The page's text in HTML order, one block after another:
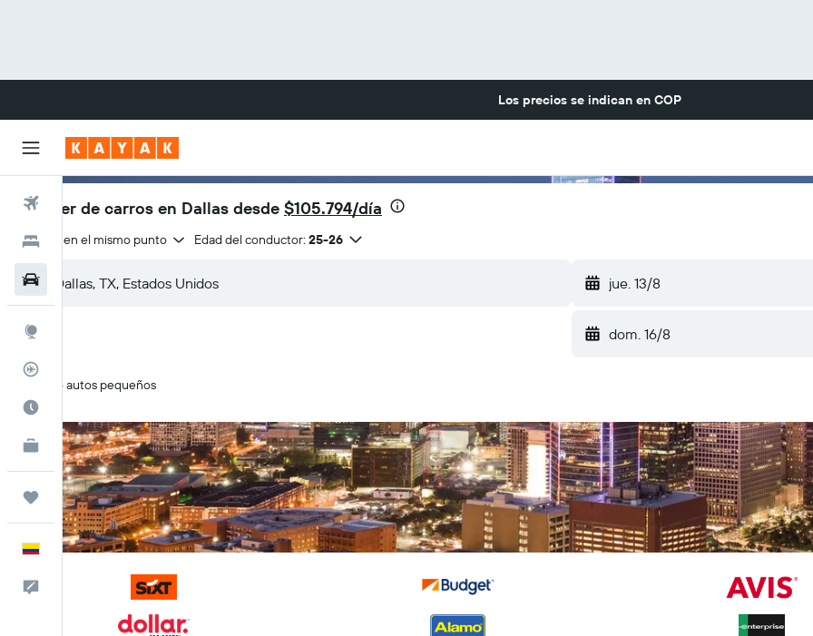
Los precios se indican en COP
Vuelos
Hoteles
Carros
KAYAK for Business
NUEVO
Trips
Español
Alquiler de carros en Dallas desde $105.794/día
Entrega en el mismo punto Edad del conductor: 25-26
jue. 13/8
dom. 16/8
Solo autos pequeños